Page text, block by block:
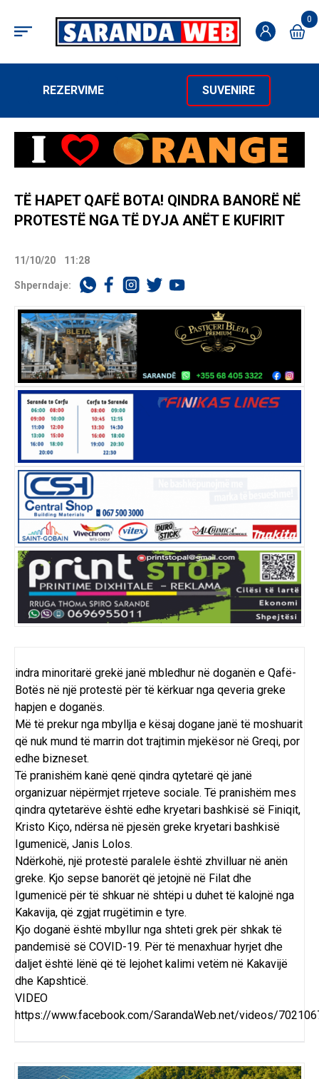
0
REZERVIME SUVENIRE
TË HAPET QAFË BOTA! QINDRA BANORË NË
PROTESTË NGA TË DYJA ANËT E KUFIRIT
11/10/20 11:28
Shperndaje:
indra minoritarë grekë janë mbledhur në doganën e Qafë-
Botës në një protestë për të kërkuar nga qeveria greke
hapjen e doganës.
Më të prekur nga mbyllja e kësaj dogane janë të moshuarit
që nuk mund të marrin dot trajtimin mjekësor në Greqi, por
edhe bizneset.
Të pranishëm kanë qenë qindra qytetarë që janë
organizuar nëpërmjet rrjeteve sociale. Të pranishëm mes
qindra qytetarëve është edhe kryetari bashkisë së Finiqit,
Kristo Kiço, ndërsa në pjesën greke kryetari bashkisë
Igumenicë, Janis Lolos.
Ndërkohë, një protestë paralele është zhvilluar në anën
greke. Kjo sepse banorët që jetojnë në Filat dhe
Igumenicë për të shkuar në shtëpi u duhet të kalojnë nga
Kakavija, që zgjat rrugëtimin e tyre.
Kjo doganë është mbyllur nga shteti grek për shkak të
pandemisë së COVID-19. Për të menaxhuar hyrjet dhe
daljet është lënë që të lejohet kalimi vetëm në Kakavijë
dhe Kapshticë.
VIDEO
https://www.facebook.com/SarandaWeb.net/videos/